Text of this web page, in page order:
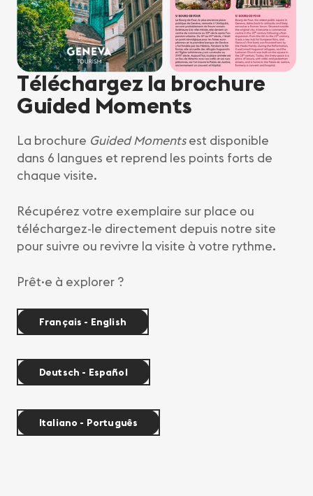
Téléchargez la brochure
Guided Moments
La brochure Guided Momentsest disponible
dans 6 langues et reprend les points forts de
chaque visite.
Récupérez votre exemplaire sur place ou
téléchargez-le directement depuis notre site
pour suivre ou revivre la visite à votre rythme.
Prêt·e à explorer ?
Français - English
Deutsch - Español
Italiano - Português